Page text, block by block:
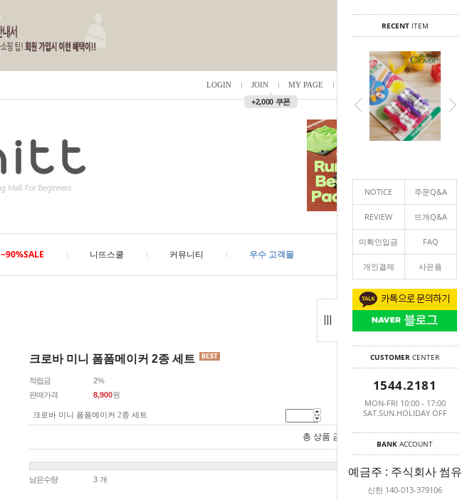
RECENTITEM
NOTICE 주문Q&A
REVIEW 뜨개Q&A
미확인입금 FAQ
개인결제 사은품
CUSTOMER CENTER
1544.2181
MON-FRI 10:00 - 17:00
SAT.SUN.HOLIDAY OFF
BANK ACCOUNT
예금주 : 주식회사 썸유
신한 140-013-379106
LOGIN JOIN
▲
+2,000 쿠폰
MY PAGE / 0
~90%SALE 니뜨스쿨 커뮤니티 우수 고객몰
크로바 미니 폼폼메이커 2종 세트
적립금
2%
판매가격
8,900원
크로바 미니 폼폼메이커 2종 세트 원
총 상품 금액
남은수량 3 개